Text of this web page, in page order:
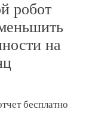
робот
на
бесплатно